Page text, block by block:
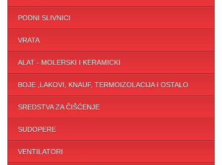
PODNI SLIVNICI
VRATA
ALAT - MOLERSKI I KERAMICKI
BOJE ,LAKOVI, KNAUF, TERMOIZOLACIJA I OSTALO
SREDSTVA ZA ČIŠĆENJE
SUDOPERE
VENTILATORI